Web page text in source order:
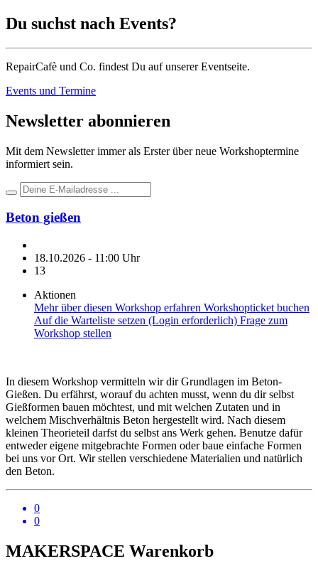
Du suchst nach Events?
RepairCafè und Co. findest Du auf unserer Eventseite.
Events und Termine
Newsletter abonnieren
Mit dem Newsletter immer als Erster über neue Workshoptermine
informiert sein.
Beton gießen
18.10.2026 - 11:00 Uhr
13
Aktionen
Mehr über diesen Workshop erfahren Workshopticket buchen
Auf die Warteliste setzen (Login erforderlich) Frage zum
Workshop stellen
In diesem Workshop vermitteln wir dir Grundlagen im Beton-
Gießen. Du erfährst, worauf du achten musst, wenn du dir selbst
Gießformen bauen möchtest, und mit welchen Zutaten und in
welchem Mischverhältnis Beton hergestellt wird. Nach diesem
kleinen Theorieteil darfst du selbst ans Werk gehen. Benutze dafür
entweder eigene mitgebrachte Formen oder baue einfache Formen
bei uns vor Ort. Wir stellen verschiedene Materialien und natürlich
den Beton.
0
0
MAKERSPACE Warenkorb